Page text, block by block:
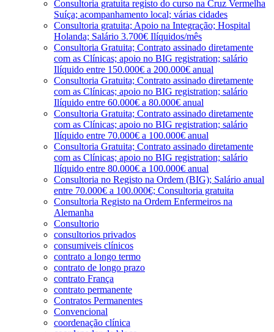
Consultoria gratuita registo do curso na Cruz Vermelha
Suíça; acompanhamento local; várias cidades
Consultoria gratuita; Apoio na Integração; Hospital
Holanda; Salário 3.700€ Ilíquidos/mês
Consultoria Gratuita; Contrato assinado diretamente
com as Clínicas; apoio no BIG registration; salário
Ilíquido entre 150.000€ a 200.000€ anual
Consultoria Gratuita; Contrato assinado diretamente
com as Clínicas; apoio no BIG registration; salário
Ilíquido entre 60.000€ a 80.000€ anual
Consultoria Gratuita; Contrato assinado diretamente
com as Clínicas; apoio no BIG registration; salário
Ilíquido entre 70.000€ a 100.000€ anual
Consultoria Gratuita; Contrato assinado diretamente
com as Clínicas; apoio no BIG registration; salário
Ilíquido entre 80.000€ a 100.000€ anual
Consultoria no Registo na Ordem (BIG); Salário anual
entre 70.000€ a 100.000€; Consultoria gratuita
Consultoria Registo na Ordem Enfermeiros na
Alemanha
Consultorio
consultorios privados
consumiveis clínicos
contrato a longo termo
contrato de longo prazo
contrato França
contrato permanente
Contratos Permanentes
Convencional
coordenação clínica